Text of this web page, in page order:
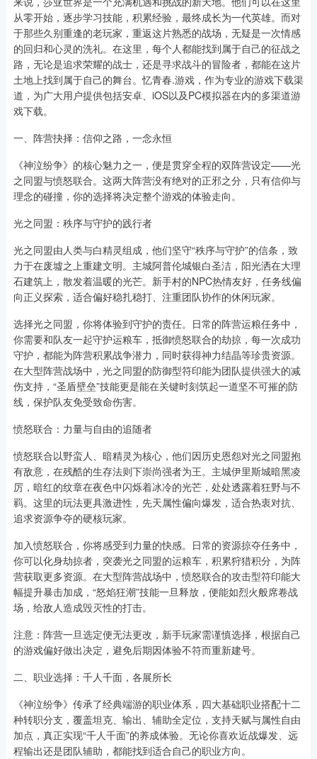
从零开始，逐步学习技能，积累经验，最终成长为一代英雄。而对
于那些久别重逢的老玩家，重返这片熟悉的战场，无疑是一次情感
的回归和心灵的洗礼。在这里，每个人都能找到属于自己的征战之
路，无论是追求荣耀的战士，还是寻求战斗的冒险者，都能在这片
土地上找到属于自己的舞台。忆青春.游戏，作为专业的游戏下载渠
道，为广大用户提供包括安卓、iOS以及PC模拟器在内的多渠道游
戏下载。
一、阵营抉择：信仰之路，一念永恒
《神泣纷争》的核心魅力之一，便是贯穿全程的双阵营设定——光
之同盟与愤怒联合。这两大阵营没有绝对的正邪之分，只有信仰与
理念的碰撞，你的选择将决定整个游戏的体验走向。
光之同盟：秩序与守护的践行者
光之同盟由人类与白精灵组成，他们坚守“秩序与守护”的信条，致
力于在废墟之上重建文明。主城阿普伦城银白圣洁，阳光洒在大理
石建筑上，散发着温暖的光芒。新手村的NPC热情友好，任务线偏
向正义探索，适合偏好稳扎稳打、注重团队协作的休闲玩家。
选择光之同盟，你将体验到守护的责任。日常的阵营运粮任务中，
你需要和队友一起守护运粮车，抵御愤怒联合的劫掠，每一次成功
守护，都能为阵营积累战争潜力，同时获得神力结晶等珍贵资源。
在大型阵营战场中，光之同盟的防御型符印能为团队提供强大的减
伤支持，“圣盾壁垒”技能更是能在关键时刻筑起一道坚不可摧的防
线，保护队友免受致命伤害。
愤怒联合：力量与自由的追随者
愤怒联合以野蛮人、暗精灵为核心，他们因历史恩怨对光之同盟抱
有敌意，在残酷的生存法则下崇尚强者为王。主城伊里斯城暗黑凌
厉，暗红的纹章在夜色中闪烁着冰冷的光芒，处处透露着狂野与不
羁。这里的玩法更具激进性，先天属性偏向爆发，适合热衷对抗、
追求资源争夺的硬核玩家。
加入愤怒联合，你将感受到力量的快感。日常的资源掠夺任务中，
你可以化身劫掠者，突袭光之同盟的运粮车，积累狩猎积分，为阵
营获取更多资源。在大型阵营战场中，愤怒联合的攻击型符印能大
幅提升暴击加成，“怒焰狂潮”技能一旦释放，便能如烈火般席卷战
场，给敌人造成毁灭性的打击。
注意：阵营一旦选定便无法更改，新手玩家需谨慎选择，根据自己
的游戏偏好做出决定，避免后期因体验不符而重新建号。
二、职业选择：千人千面，各展所长
《神泣纷争》传承了经典端游的职业体系，四大基础职业搭配十二
种转职分支，覆盖坦克、输出、辅助全定位，支持天赋与属性自由
加点，真正实现“千人千面”的养成体验。无论你喜欢近战爆发、远
程输出还是团队辅助，都能找到适合自己的职业方向。